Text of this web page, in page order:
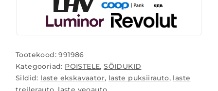
Tootekood:991986
Kategooriad: POISTELE,SÕIDUKID
Sildid: laste ekskavaator, laste puksiirauto, laste